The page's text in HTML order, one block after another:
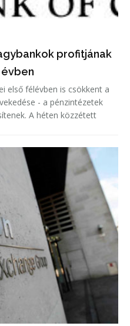
profitjának
első félévben is csökkent a
- a pénzintézetek
közzétett